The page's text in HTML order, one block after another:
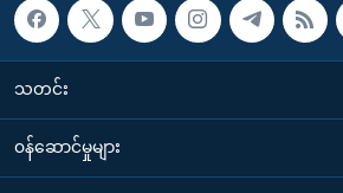
သတင်း
၀န်ဆောင်မှုများ